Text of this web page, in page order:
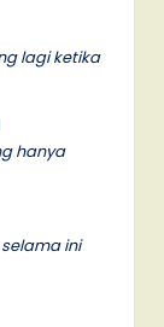
lagi ketika
hanya
ini